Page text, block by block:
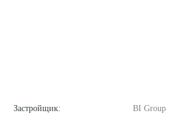
Застройщик: BI Group